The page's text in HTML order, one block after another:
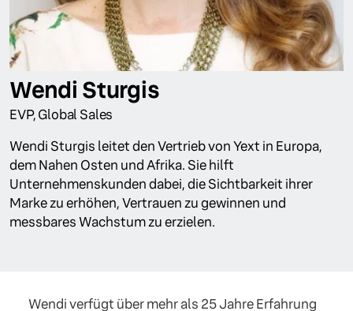
Wendi Sturgis
EVP, Global Sales
Wendi Sturgis leitet den Vertrieb von Yext in Europa,
dem Nahen Osten und Afrika. Sie hilft
Unternehmenskunden dabei, die Sichtbarkeit ihrer
Marke zu erhöhen, Vertrauen zu gewinnen und
messbares Wachstum zu erzielen.
Wendi verfügt über mehr als 25 Jahre Erfahrung